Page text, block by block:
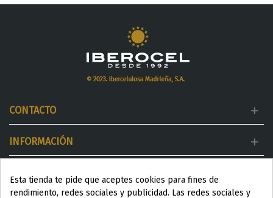
CONTACTO
INFORMACIÓN
Esta tienda te pide que aceptes cookies para fines de
rendimiento, redes sociales y publicidad. Las redes sociales y